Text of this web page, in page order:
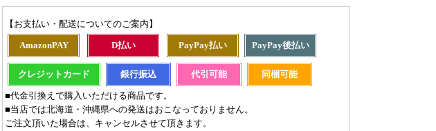
【お支払い・配送についてのご案内】
AmazonPAY D払い PayPay払い PayPay後払い
クレジットカード 銀行振込 代引可能 同梱可能
■代金引換えで購入いただける商品です。
■当店では北海道・沖縄県への発送はおこなっておりません。
ご注文頂いた場合は、キャンセルさせて頂きます。